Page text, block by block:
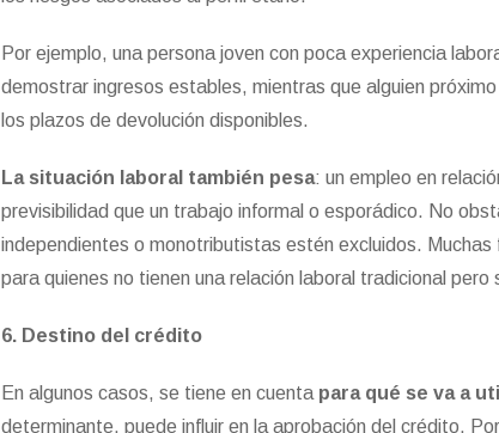
Por ejemplo, una persona joven con poca experiencia
demostrar ingresos estables, mientras que alguien
los plazos de devolución disponibles.
La situación laboral también pesa: un empleo en
previsibilidad que un trabajo informal o esporádico. No
independientes o monotributistas estén excluidos.
para quienes no tienen una relación laboral tradicional
6. Destino del crédito
En algunos casos, se tiene en cuenta para qué se va a
determinante, puede influir en la aprobación del crédito.